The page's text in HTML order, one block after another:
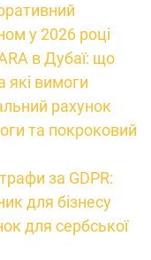
у 2026 році
в Дубаї: що
які вимоги
рахунок
та покроковий
за GDPR:
для бізнесу
для сербської